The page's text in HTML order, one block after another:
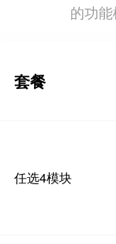
的功
套餐
任选4模块